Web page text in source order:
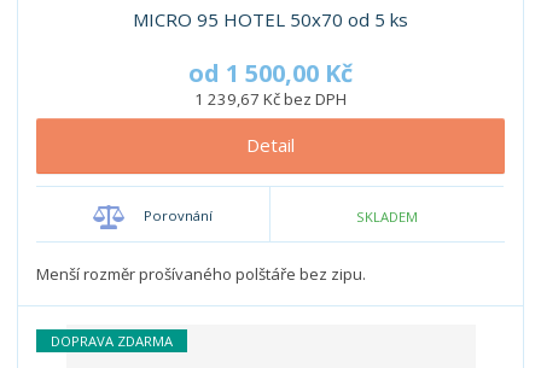
MICRO 95 HOTEL 50x70 od 5 ks
od 1 500,00 Kč
1 239,67 Kč bez DPH
Detail
Porovnání SKLADEM
Menší rozměr prošívaného polštáře bez zipu.
DOPRAVA ZDARMA